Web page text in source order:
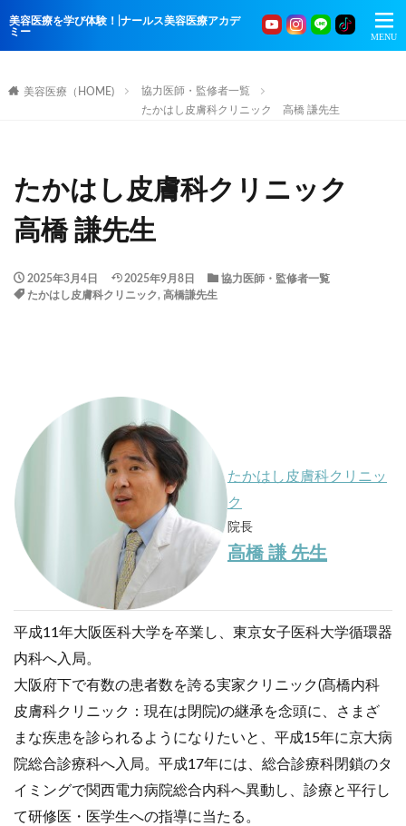
美容医療を学び体験！|ナールス美容医療アカデ
ミー
美容医療（HOME)
協力医師・監修者一覧
たかはし皮膚科クリニック 高橋 謙先生
たかはし皮膚科クリニック
高橋 謙先生
2025年3月4日 2025年9月8日
協力医師・監修者一覧
たかはし皮膚科クリニック, 高橋謙先生
たかはし皮膚科クリニッ
ク
院長
高橋 謙 先生
平成11年大阪医科大学を卒業し、東京女子医科大学循環器
内科へ入局。
大阪府下で有数の患者数を誇る実家クリニック(髙橋内科
皮膚科クリニック：現在は閉院)の継承を念頭に、さまざ
まな疾患を診られるようになりたいと、平成15年に京大病
院総合診療科へ入局。平成17年には、総合診療科閉鎖のタ
イミングで関西電力病院総合内科へ異動し、診療と平行し
て研修医・医学生への指導に当たる。